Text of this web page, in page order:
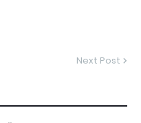
Next Post